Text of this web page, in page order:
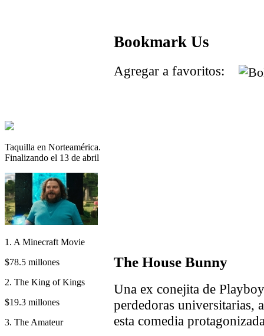
Taquilla en Norteamérica.
Finalizando el 13 de abril
1. A Minecraft Movie
$78.5 millones
2. The King of Kings
$19.3 millones
3. The Amateur
Bookmark Us
Agregar a favoritos:
The House Bunny
Una ex conejita de
perdedoras universitarias,
esta comedia